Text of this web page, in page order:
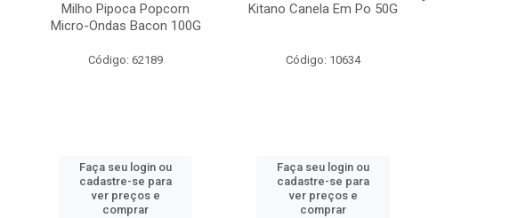
Milho Pipoca Popcorn
Micro-Ondas Bacon 100G
Código: 62189
Faça seu login ou
cadastre-se para
ver preços e
comprar
Kitano Canela Em Po 50G
Código: 10634
Faça seu login ou
cadastre-se para
ver preços e
comprar